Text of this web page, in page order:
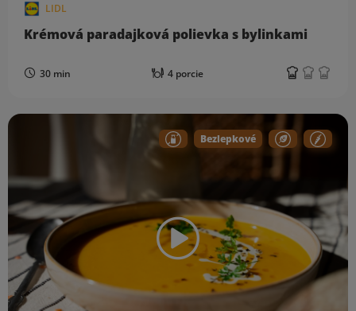
LIDL
Krémová paradajková polievka s bylinkami
30 min 4 porcie
Bezlepkové